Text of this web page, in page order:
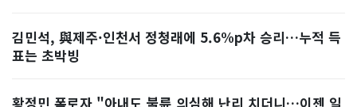
김민석, 與제주·인천서 정청래에 5.6%p차 승리…누적 득
표는 초박빙
황정민 폭로자 "아내도 불륜 의심해 난리 치더니…이젠 일